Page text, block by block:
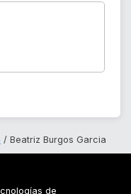
Beatriz Burgos Garcia
de